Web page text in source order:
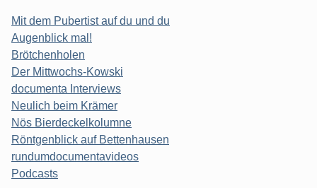
Mit dem Pubertist auf du und du
Augenblick mal!
Brötchenholen
Der Mittwochs-Kowski
documenta Interviews
Neulich beim Krämer
Nös Bierdeckelkolumne
Röntgenblick auf Bettenhausen
rundumdocumentavideos
Podcasts